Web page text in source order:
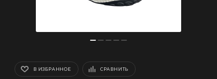
В ИЗБРАННОЕ СРАВНИТЬ